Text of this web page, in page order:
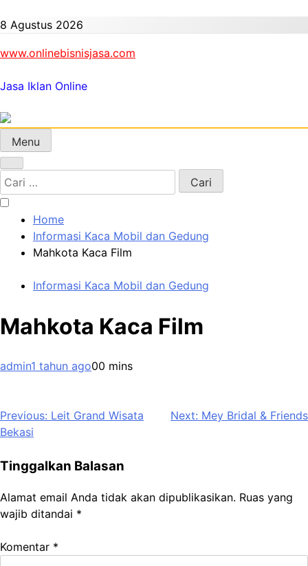
to
8 Agustus 2026
www.onlinebisnisjasa.com
Jasa Iklan Online
Menu
Cari
untuk:
Home
Informasi Kaca Mobil dan Gedung
Mahkota Kaca Film
Informasi Kaca Mobil dan Gedung
Mahkota Kaca Film
admin1 tahun ago00 mins
Navigasi
pos
Previous: Leit Grand Wisata
Bekasi
Next: Mey Bridal & Friends
Tinggalkan Balasan
Alamat email Anda tidak akan dipublikasikan. Ruas yang
wajib ditandai *
Komentar *